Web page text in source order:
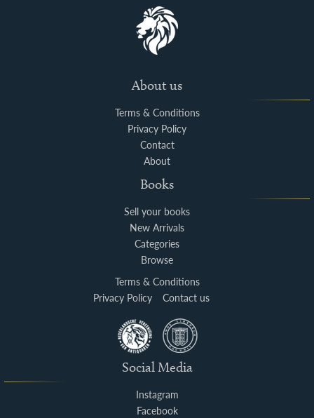
About us
Terms & Conditions
Privacy Policy
Contact
About
Books
Sell your books
New Arrivals
Categories
Browse
Terms & Conditions
Privacy Policy
Contact us
Social Media
Instagram
Facebook